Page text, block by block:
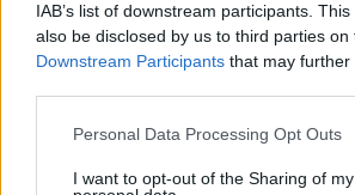
IAB’s list of downstream participants.
also be disclosed by us to third parties on
Downstream Participants that may
Please note that this website/app uses
not limited to your visit or usage
Personal Data Processing Opt Outs
I want to opt-out of the Sharing of my
Parte médico: los lesionados de la jornada
3. febrero 2026 PorJesus Gallo|
La jornada 22 de LaLiga 25/26 nos dejó varios
en este artículo.